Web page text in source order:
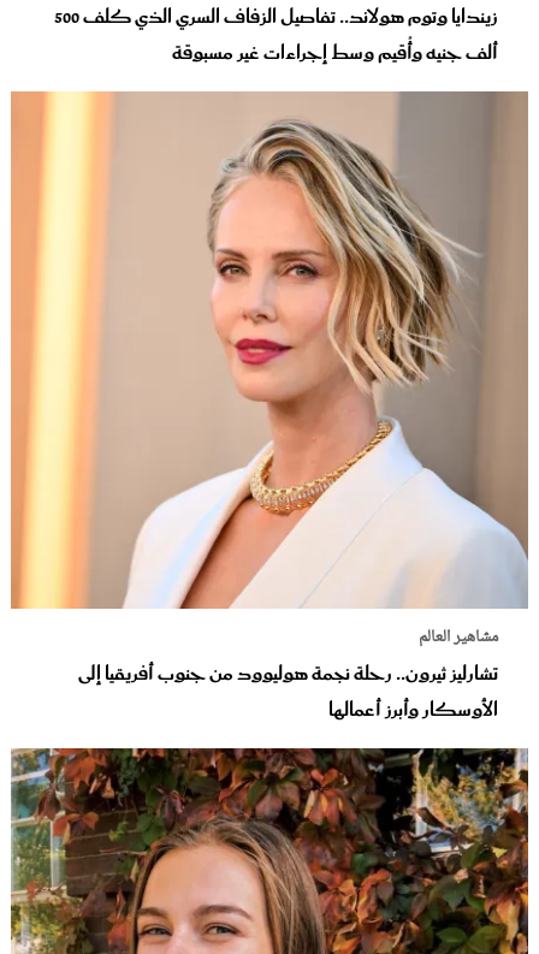
زيندايا وتوم هولاند.. تفاصيل الزفاف السري الذي كلف 500
ألف جنيه وأُقيم وسط إجراءات غير مسبوقة
مشاهير العالم
تشارليز ثيرون.. رحلة نجمة هوليوود من جنوب أفريقيا إلى
الأوسكار وأبرز أعمالها